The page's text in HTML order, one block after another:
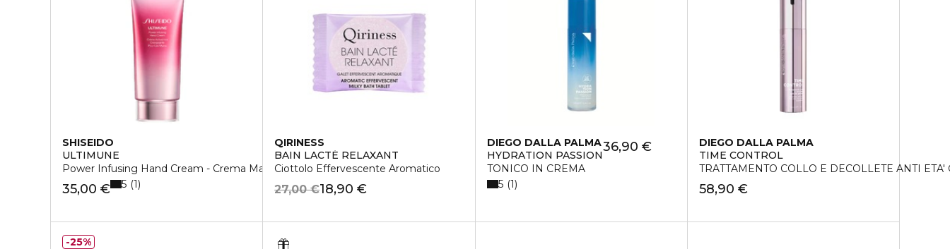
SHISEIDO
ULTIMUNE
Power Infusing Hand Cream - Crema Mani
35,00 € 5 1
QIRINESS
BAIN LACTÉ RELAXANT
Ciottolo Effervescente Aromatico
18,90 €
27,00 €
DIEGO DALLA PALMA
HYDRATION PASSION
TONICO IN CREMA
36,90 €
5 1
DIEGO DALLA PALMA
TIME CONTROL
TRATTAMENTO COLLO E DECOLLETE ANTI ETA'
58,90 €
25%